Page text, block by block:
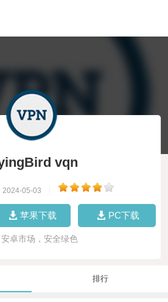
vqn
2024-05-03
苹果下载 PC下载
安卓市场，安全绿色
排行